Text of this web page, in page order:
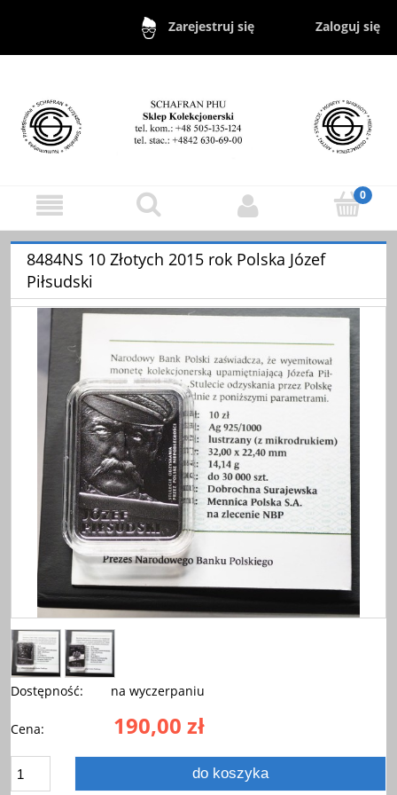
Zarejestruj się Zaloguj się
8484NS 10 Złotych 2015 rok Polska Józef
Piłsudski
Dostępność: na wyczerpaniu
Cena: 190,00 zł
do koszyka